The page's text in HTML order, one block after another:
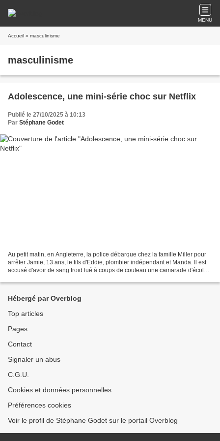
MENU
Accueil » masculinisme
masculinisme
Adolescence, une mini-série choc sur Netflix
Publié le 27/10/2025 à 10:13
Par Stéphane Godet
Au petit matin, en Angleterre, la police débarque chez la famille Miller pour
arrêter Jamie, 13 ans, le fils d'Eddie, plombier indépendant et Manda. Il est
accusé d'avoir de sang froid tué à coups de couteau une camarade d'école
Hébergé par Overblog
Top articles
Pages
Contact
Signaler un abus
C.G.U.
Cookies et données personnelles
Préférences cookies
Voir le profil de Stéphane Godet sur le portail Overblog